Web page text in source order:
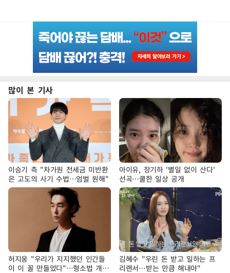
많이 본 기사
이승기 측 "차가원 전세금 미반환
은 고도의 사기 수법…엄벌 원해"
아이유, 장기하 '별일 없이 산다'
선곡…쿨한 일상 공개
허지웅 "우리가 지지했던 인간들
이 이 꼴 만들었다"…형소법 개정
김혜수 "우린 돈 받고 일하는 프
리랜서…받는 만큼 해내야"